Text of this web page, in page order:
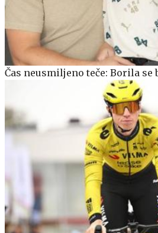
Čas neusmiljeno teče: Borila se